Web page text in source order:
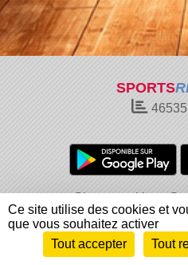
SPORTS
46535
Charte cookies
Informations légales
Envie de participer ?
Ce site utilise des cookies et
que vous souhaitez activer
Tout accepter
Tout